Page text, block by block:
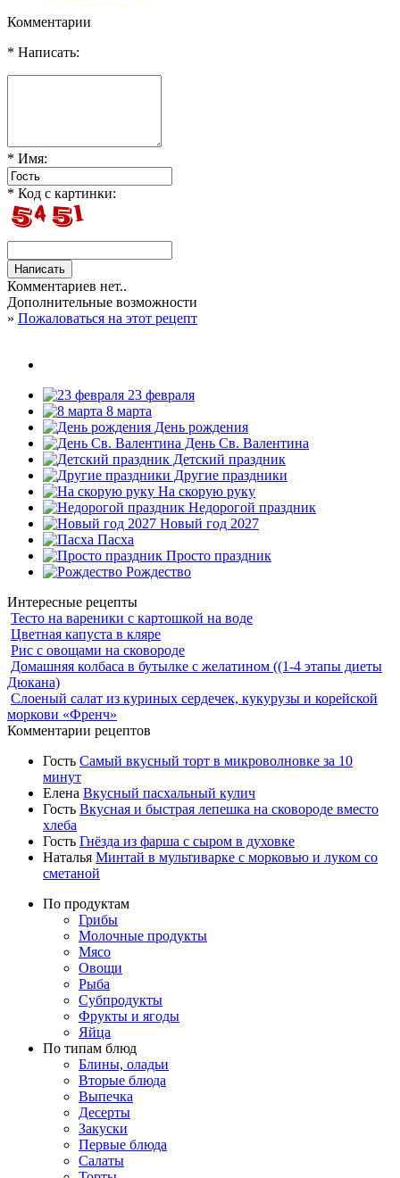
Комментарии
* Написать:
* Имя:
* Код с картинки:
Комментариев нет..
Дополнительные возможности
» Пожаловаться на этот рецепт
23 февраля
8 марта
День рождения
День Св. Валентина
Детский праздник
Другие праздники
На скорую руку
Недорогой праздник
Новый год 2027
Пасха
Просто праздник
Рождество
Интересные рецепты
Тесто на вареники с картошкой на воде
Цветная капуста в кляре
Рис с овощами на сковороде
Домашняя колбаса в бутылке с желатином ((1-4 этапы диеты
Дюкана)
Слоеный салат из куриных сердечек, кукурузы и корейской
моркови «Френч»
Комментарии рецептов
Гость Самый вкусный торт в микроволновке за 10
минут
Елена Вкусный пасхальный кулич
Гость Вкусная и быстрая лепешка на сковороде вместо
хлеба
Гость Гнёзда из фарша с сыром в духовке
Наталья Минтай в мультиварке с морковью и луком со
сметаной
По продуктам
Грибы
Молочные продукты
Мясо
Овощи
Рыба
Субпродукты
Фрукты и ягоды
Яйца
По типам блюд
Блины, оладьи
Вторые блюда
Выпечка
Десерты
Закуски
Первые блюда
Салаты